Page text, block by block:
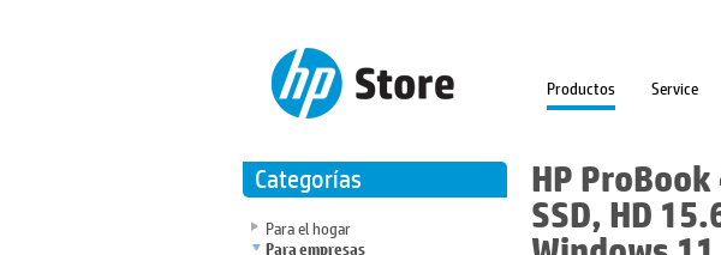
Productos Service
Categorías
Para el hogar
Para empresas
HP
SSD, HD